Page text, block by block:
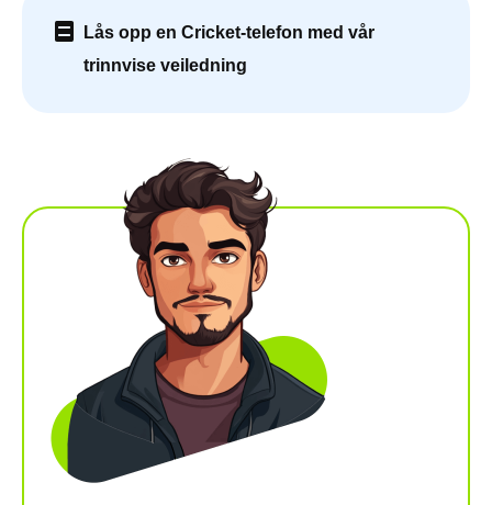
Lås opp en Cricket-telefon med vår
trinnvise veiledning